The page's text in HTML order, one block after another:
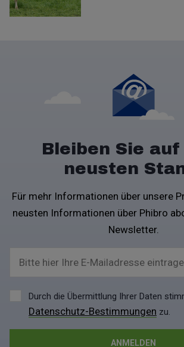
Bleiben Sie
neusten
Für mehr Informationen über unsere
neusten Informationen über Phibro
Newsletter.
Bitte hier Ihre E-Mailadresse
Durch die Übermittlung Ihrer Daten
Datenschutz-Bestimmungen zu.